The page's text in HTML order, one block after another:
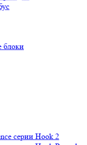
блоки
серии Hook 2